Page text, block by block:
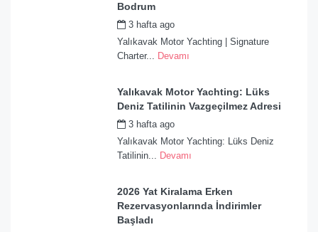
Bodrum
3 hafta ago
Yalıkavak Motor Yachting | Signature
Charter... Devamı
Yalıkavak Motor Yachting: Lüks
Deniz Tatilinin Vazgeçilmez Adresi
3 hafta ago
Yalıkavak Motor Yachting: Lüks Deniz
Tatilinin... Devamı
2026 Yat Kiralama Erken
Rezervasyonlarında İndirimler
Başladı